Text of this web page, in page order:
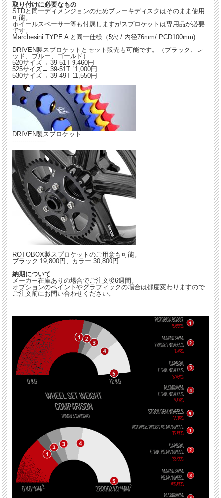
---------------------------
適合車種：
Hayabusa 2013+
フロント 17x3.5 : FA70350338
リア 17x6.0 : RA70600746
---------------------------
取り付けに必要なもの
STDと同一ディメンジョンのためブレーキディスクはそのまま使用
可能。
ホイールスペーサー等も付属しますがスプロケットは専用品が必要
です。
Marchesini TYPE A と同一仕様（5穴 / 内径76mm/ PCD100mm)
DRIVEN製スプロケットとセット販売も可能です。（ブラック、レ
ッド、ブルー、ゴールド）
520サイズ→ 39-51T 9,460円
525サイズ→ 39-51T 11,000円
530サイズ→ 39-49T 11,550円
DRIVEN製スプロケット
-----------------
ROTOBOX製スプロケットのご用意も可能。
ブラック 19,800円、カラー 30,800円
納期について
メーカー在庫ありの場合でご注文後6週間。
オプションのペイントやグラフィックの場合は都度変わりますので
ご注文前にお問い合わせください。